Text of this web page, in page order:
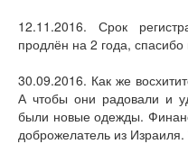
12.11.2016. Срок
продлён на 2 года,
30.09.2016. Как же
А чтобы они радовали и
были новые одежды.
доброжелатель из Израиля.